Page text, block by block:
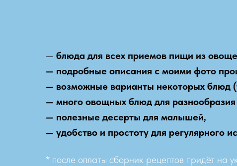
— блюда для всех приемов пищи из
— подробные описания с моими фото
— возможные варианты некоторых блюд
— много овощных блюд для
— полезные десерты для малышей,
— удобство и простоту для регулярного
* после оплаты сборник рецептов придёт на